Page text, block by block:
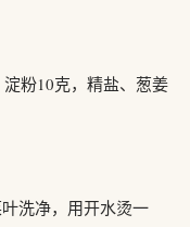
粉10克，精盐、葱姜
洗净，用开水烫一